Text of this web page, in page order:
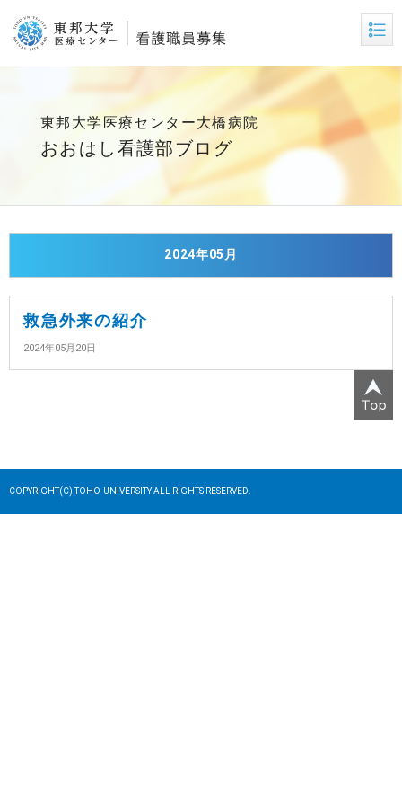
東邦大学医療センター大橋病院
おおはし看護部ブログ
2024年05月
救急外来の紹介
2024年05月20日
COPYRIGHT(C) TOHO-UNIVERSITY ALL RIGHTS RESERVED.